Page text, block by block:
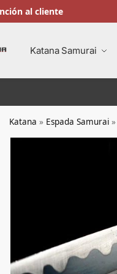
al cliente
Katana Samurai
Katana » Espada Samurai »